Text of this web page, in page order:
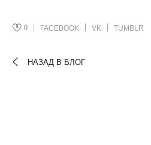
0 FACEBOOK VK TUMBLR
НАЗАД В БЛОГ